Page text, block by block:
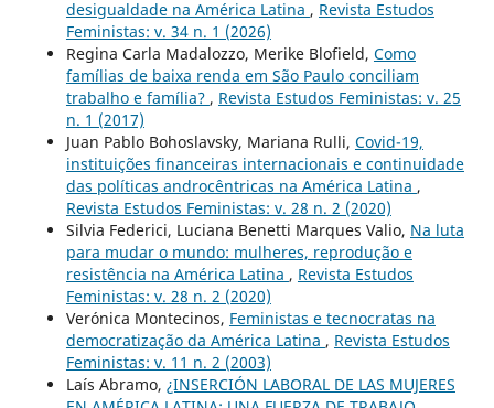
desigualdade na América Latina , Revista Estudos
Feministas: v. 34 n. 1 (2026)
Regina Carla Madalozzo, Merike Blofield, Como
famílias de baixa renda em São Paulo conciliam
trabalho e família? , Revista Estudos Feministas: v. 25
n. 1 (2017)
Juan Pablo Bohoslavsky, Mariana Rulli, Covid-19,
instituições financeiras internacionais e continuidade
das políticas androcêntricas na América Latina ,
Revista Estudos Feministas: v. 28 n. 2 (2020)
Silvia Federici, Luciana Benetti Marques Valio, Na luta
para mudar o mundo: mulheres, reprodução e
resistência na América Latina , Revista Estudos
Feministas: v. 28 n. 2 (2020)
Verónica Montecinos, Feministas e tecnocratas na
democratização da América Latina , Revista Estudos
Feministas: v. 11 n. 2 (2003)
Laís Abramo, ¿INSERCIÓN LABORAL DE LAS MUJERES